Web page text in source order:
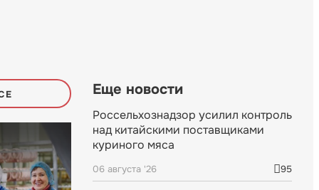
Еще новости
Россельхознадзор усилил контроль
над китайскими поставщиками
куриного мяса
06 августа '26 95